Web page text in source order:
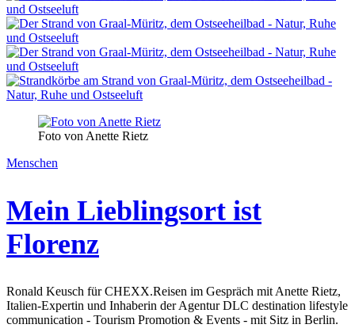
Foto von Anette Rietz
Menschen
Mein Lieblingsort ist
Florenz
Ronald Keusch für CHEXX.Reisen im Gespräch mit Anette Rietz,
Italien-Expertin und Inhaberin der Agentur DLC destination lifestyle
communication - Tourism Promotion & Events - mit Sitz in Berlin.